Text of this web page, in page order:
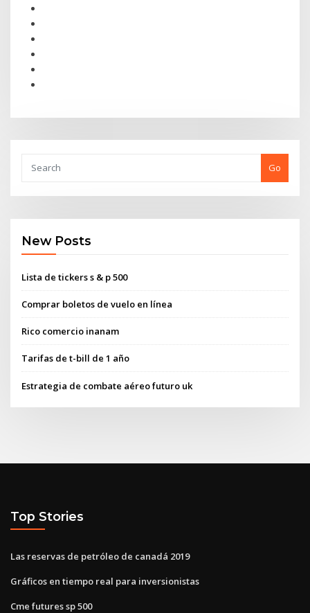
Go
New Posts
Lista de tickers s & p 500
Comprar boletos de vuelo en línea
Rico comercio inanam
Tarifas de t-bill de 1 año
Estrategia de combate aéreo futuro uk
Top Stories
Las reservas de petróleo de canadá 2019
Gráficos en tiempo real para inversionistas
Cme futures sp 500